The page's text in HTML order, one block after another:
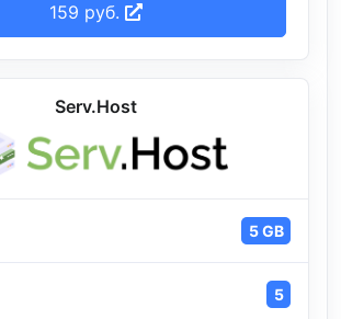
159 руб.
Serv.Host
5 GB
5